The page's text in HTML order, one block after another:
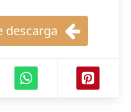
descarga